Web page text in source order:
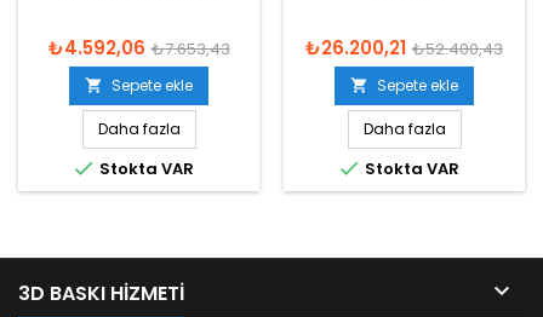
₺4.592,06 ₺7.653,43
 Sepete ekle
Daha fazla
 Stokta VAR
₺26.200,21 ₺52.400,43
 Sepete ekle
Daha fazla
 Stokta VAR
3D BASKI HIZMETI 